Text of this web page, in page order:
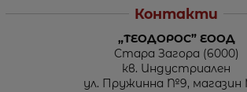
Контакти
„ТЕОДОРОС” ЕООД
Стара Загора (6000)
кв. Индустриален
ул. Пружинна №9, магазин